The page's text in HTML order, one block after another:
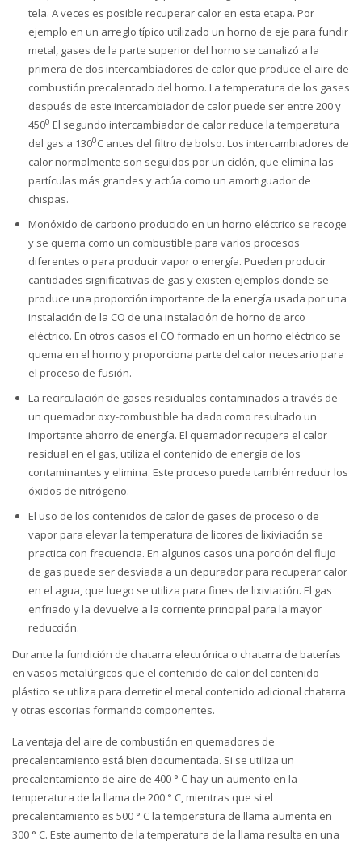
tela. A veces es posible recuperar calor en esta etapa. Por
ejemplo en un arreglo típico utilizado un horno de eje para fundir
metal, gases de la parte superior del horno se canalizó a la
primera de dos intercambiadores de calor que produce el aire de
combustión precalentado del horno. La temperatura de los gases
después de este intercambiador de calor puede ser entre 200 y
4500 El segundo intercambiador de calor reduce la temperatura
del gas a 1300C antes del filtro de bolso. Los intercambiadores de
calor normalmente son seguidos por un ciclón, que elimina las
partículas más grandes y actúa como un amortiguador de
chispas.
Monóxido de carbono producido en un horno eléctrico se recoge
y se quema como un combustible para varios procesos
diferentes o para producir vapor o energía. Pueden producir
cantidades significativas de gas y existen ejemplos donde se
produce una proporción importante de la energía usada por una
instalación de la CO de una instalación de horno de arco
eléctrico. En otros casos el CO formado en un horno eléctrico se
quema en el horno y proporciona parte del calor necesario para
el proceso de fusión.
La recirculación de gases residuales contaminados a través de
un quemador oxy-combustible ha dado como resultado un
importante ahorro de energía. El quemador recupera el calor
residual en el gas, utiliza el contenido de energía de los
contaminantes y elimina. Este proceso puede también reducir los
óxidos de nitrógeno.
El uso de los contenidos de calor de gases de proceso o de
vapor para elevar la temperatura de licores de lixiviación se
practica con frecuencia. En algunos casos una porción del flujo
de gas puede ser desviada a un depurador para recuperar calor
en el agua, que luego se utiliza para fines de lixiviación. El gas
enfriado y la devuelve a la corriente principal para la mayor
reducción.
Durante la fundición de chatarra electrónica o chatarra de baterías
en vasos metalúrgicos que el contenido de calor del contenido
plástico se utiliza para derretir el metal contenido adicional chatarra
y otras escorias formando componentes.
La ventaja del aire de combustión en quemadores de
precalentamiento está bien documentada. Si se utiliza un
precalentamiento de aire de 400 ° C hay un aumento en la
temperatura de la llama de 200 ° C, mientras que si el
precalentamiento es 500 ° C la temperatura de llama aumenta en
300 ° C. Este aumento de la temperatura de la llama resulta en una